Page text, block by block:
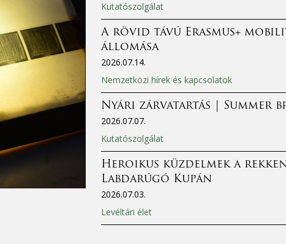
Kutatószolgálat
A rövid távú Erasmus+
állomása
2026.07.14.
Nemzetközi hírek és kapcsolatok
Nyári zárvatartás | Summer
2026.07.07.
Kutatószolgálat
Heroikus küzdelmek a
Labdarúgó Kupán
2026.07.03.
Levéltári élet